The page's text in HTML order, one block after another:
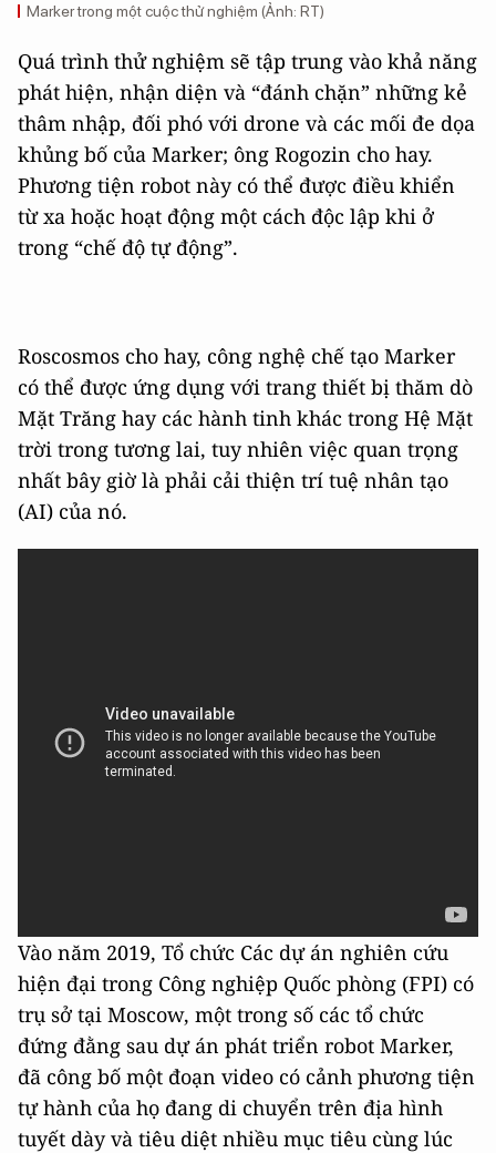
Marker trong một cuộc thử nghiệm (Ảnh: RT)
Quá trình thử nghiệm sẽ tập trung vào khả năng
phát hiện, nhận diện và “đánh chặn” những kẻ
thâm nhập, đối phó với drone và các mối đe dọa
khủng bố của Marker; ông Rogozin cho hay.
Phương tiện robot này có thể được điều khiển
từ xa hoặc hoạt động một cách độc lập khi ở
trong “chế độ tự động”.
Roscosmos cho hay, công nghệ chế tạo Marker
có thể được ứng dụng với trang thiết bị thăm dò
Mặt Trăng hay các hành tinh khác trong Hệ Mặt
trời trong tương lai, tuy nhiên việc quan trọng
nhất bây giờ là phải cải thiện trí tuệ nhân tạo
(AI) của nó.
Vào năm 2019, Tổ chức Các dự án nghiên cứu
hiện đại trong Công nghiệp Quốc phòng (FPI) có
trụ sở tại Moscow, một trong số các tổ chức
đứng đằng sau dự án phát triển robot Marker,
đã công bố một đoạn video có cảnh phương tiện
tự hành của họ đang di chuyển trên địa hình
tuyết dày và tiêu diệt nhiều mục tiêu cùng lúc